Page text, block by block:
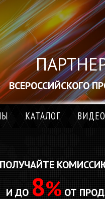
ВСЕРОССИЙСКОГО
КАТАЛОГ
ПОЛУЧАЙТЕ
И ДО8%ОТ